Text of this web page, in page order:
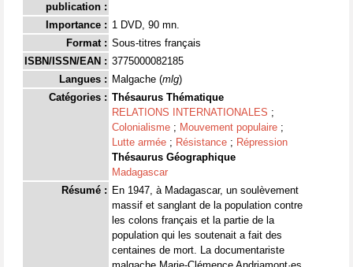
publication :
Importance : 1 DVD, 90 mn.
Format : Sous-titres français
ISBN/ISSN/EAN : 3775000082185
Langues : Malgache (mlg)
Catégories : Thésaurus Thématique
RELATIONS INTERNATIONALES ;
Colonialisme ; Mouvement populaire ;
Lutte armée ; Résistance ; Répression
Thésaurus Géographique
Madagascar
Résumé : En 1947, à Madagascar, un soulèvement
massif et sanglant de la population contre
les colons français et la partie de la
population qui les soutenait a fait des
centaines de mort. La documentariste